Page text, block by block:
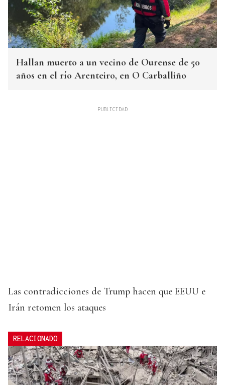
Hallan muerto a un vecino de Ourense de 50
años en el río Arenteiro, en O Carballiño
Las contradicciones de Trump hacen que EEUU e
Irán retomen los ataques
RELACIONADO